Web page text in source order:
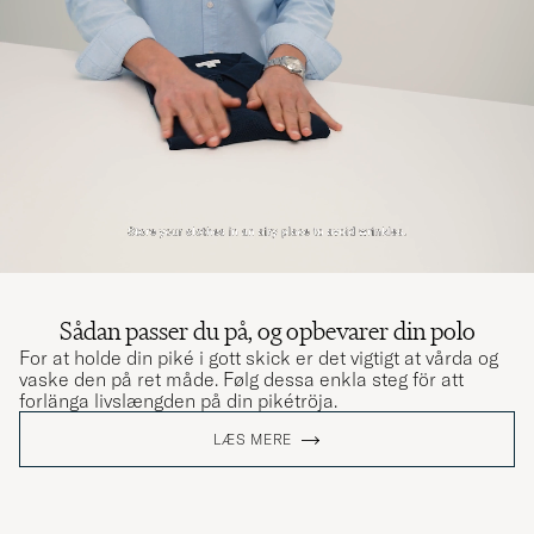
Sådan passer du på, og opbevarer din polo
For at holde din piké i gott skick er det vigtigt at vårda og
vaske den på ret måde. Følg dessa enkla steg för att
forlänga livslængden på din pikétröja.
LÆS MERE